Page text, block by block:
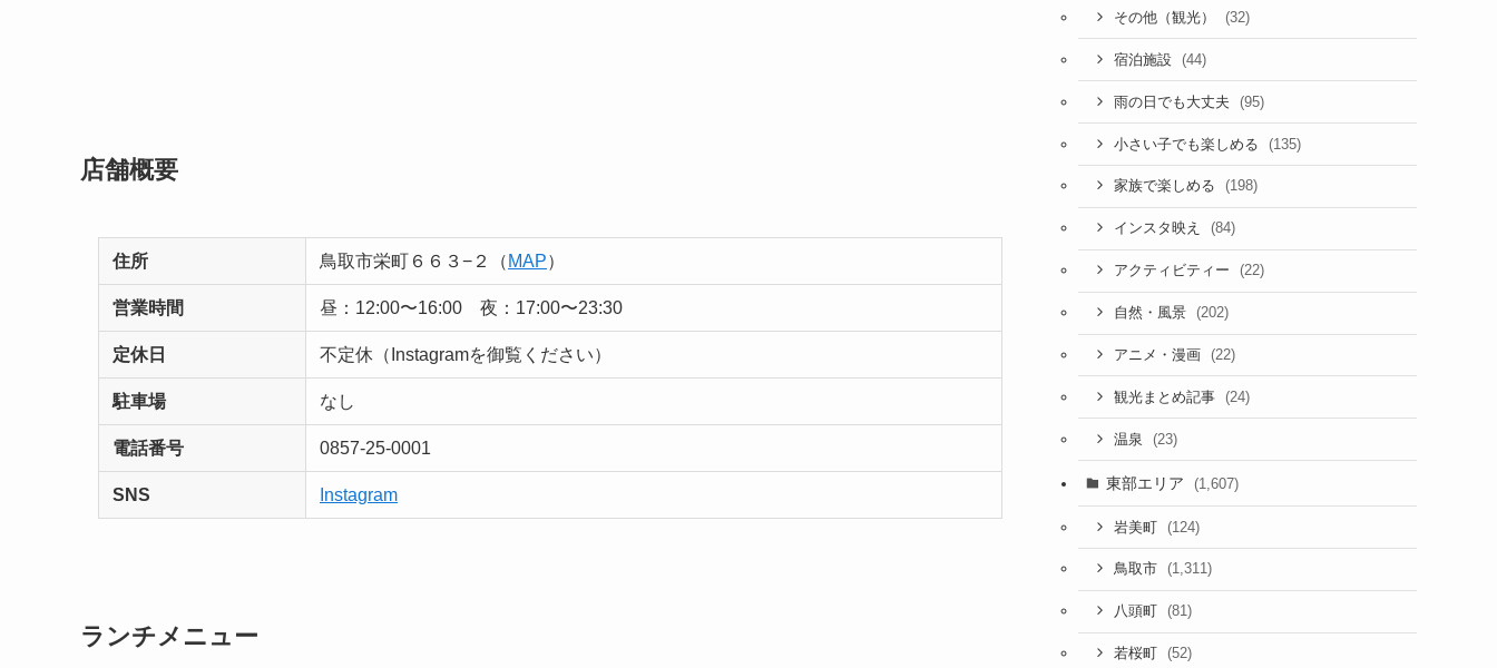
店舗概要
住所 鳥取市栄町６６３−２（ MAP）
営業時間 昼：12:00〜16:00 夜：17:00〜23:30
定休日 不定休（Instagramを御覧ください）
駐車場 なし
電話番号 0857-25-0001
SNS Instagram
ランチメニュー
その他（観光） (32)
宿泊施設 (44)
雨の日でも大丈夫 (95)
小さい子でも楽しめる (135)
家族で楽しめる (198)
インスタ映え (84)
アクティビティー (22)
自然・風景 (202)
アニメ・漫画 (22)
観光まとめ記事 (24)
温泉 (23)
東部エリア (1,607)
岩美町 (124)
鳥取市 (1,311)
八頭町 (81)
若桜町 (52)